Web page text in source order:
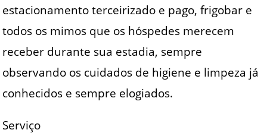
estacionamento terceirizado e pago, frigobar e
todos os mimos que os hóspedes merecem
receber durante sua estadia, sempre
observando os cuidados de higiene e limpeza já
conhecidos e sempre elogiados.
Serviço